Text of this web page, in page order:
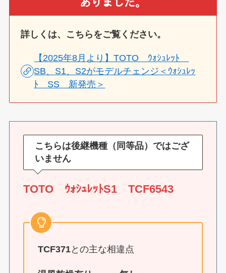
ありました。
詳しくは、こちらをご覧ください。
【2025年8月より】TOTO ｳｫｼｭﾚｯﾄ
SB、S1、S2がモデルチェンジ＜ｳｫｼｭﾚｯ
ﾄ SS 新発売＞
こちらは後継機種（同等品）ではござ
いません
TOTO ｳｫｼｭﾚｯﾄS1 TCF6543
TCF371との主な相違点